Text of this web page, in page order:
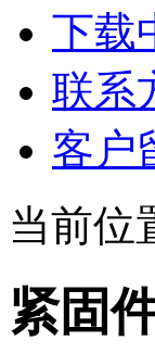
下载
联系
客户
当前位
紧固